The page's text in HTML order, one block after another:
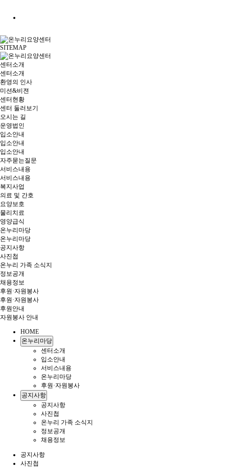
SITEMAP
센터소개
센터소개
환영의 인사
미션&비젼
센터현황
센터 둘러보기
오시는 길
운영법인
입소안내
입소안내
입소안내
자주묻는질문
서비스내용
서비스내용
복지사업
의료 및 간호
요양보호
물리치료
영양급식
온누리마당
온누리마당
공지사항
사진첩
온누리 가족 소식지
정보공개
채용정보
후원·자원봉사
후원·자원봉사
후원안내
자원봉사 안내
HOME
온누리마당
센터소개
입소안내
서비스내용
온누리마당
후원·자원봉사
공지사항
공지사항
사진첩
온누리 가족 소식지
정보공개
채용정보
공지사항
사진첩